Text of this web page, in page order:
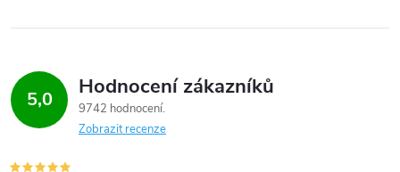
i
s
u 5,0 Hodnocení zákazníků
9742 hodnocení
Zobrazit recenze